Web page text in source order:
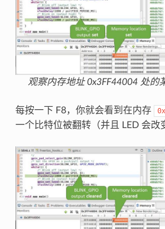
观察内存地址 0x3FF44004 处的
每按一下 F8，你就会看到在内存
一个比特位被翻转（并且 LED 会改